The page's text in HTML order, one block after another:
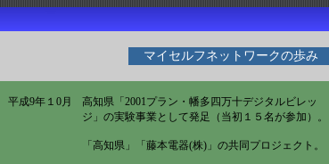
マイセルフネットワークの歩み
平成9年１0月
高知県「2001プラン・幡多四万十デジタルビレッ
ジ」の実験事業として発足（当初１５名が参加）。
「高知県」「藤本電器(株)」の共同プロジェクト。